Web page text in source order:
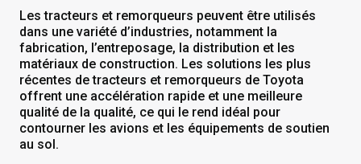
Les tracteurs et remorqueurs peuvent être utilisés
dans une variété d’industries, notamment la
fabrication, l’entreposage, la distribution et les
matériaux de construction. Les solutions les plus
récentes de tracteurs et remorqueurs de Toyota
offrent une accélération rapide et une meilleure
qualité de la qualité, ce qui le rend idéal pour
contourner les avions et les équipements de soutien
au sol.